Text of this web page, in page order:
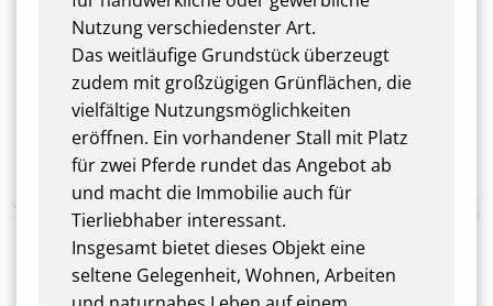
Nutzung verschiedenster Art.
Das weitläufige Grundstück überzeugt
zudem mit großzügigen Grünflächen, die
vielfältige Nutzungsmöglichkeiten
eröffnen. Ein vorhandener Stall mit Platz
für zwei Pferde rundet das Angebot ab
und macht die Immobilie auch für
Tierliebhaber interessant.
Insgesamt bietet dieses Objekt eine
seltene Gelegenheit, Wohnen, Arbeiten